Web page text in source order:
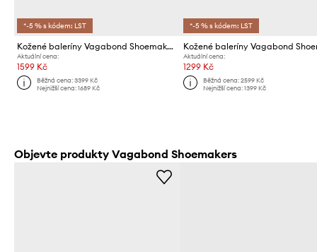
*-5 % s kódem: LST
Kožené baleríny Vagabond Shoemakers HERMINE
Aktuální cena:
1599 Kč
Běžná cena:3399 Kč
Nejnižší cena:1689 Kč
*-5 % s kódem: LST
Aktuální cena:
1299 Kč
Běžná cena: 2599 Kč
Nejnižší cena: 1399 Kč
Objevte produkty Vagabond Shoemakers